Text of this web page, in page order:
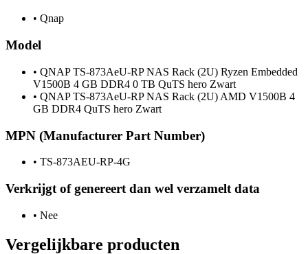
• Qnap
Model
• QNAP TS-873AeU-RP NAS Rack (2U) Ryzen Embedded
V1500B 4 GB DDR4 0 TB QuTS hero Zwart
• QNAP TS-873AeU-RP NAS Rack (2U) AMD V1500B 4
GB DDR4 QuTS hero Zwart
MPN (Manufacturer Part Number)
• TS-873AEU-RP-4G
Verkrijgt of genereert dan wel verzamelt data
• Nee
Vergelijkbare producten